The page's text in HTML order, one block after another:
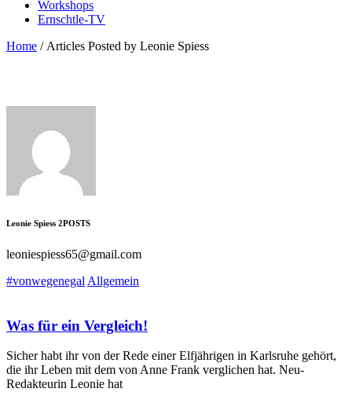
Workshops
Ernschtle-TV
Home / Articles Posted by Leonie Spiess
Leonie Spiess 2POSTS
leoniespiess65@gmail.com
#vonwegenegal Allgemein
Was für ein Vergleich!
Sicher habt ihr von der Rede einer Elfjährigen in Karlsruhe gehört,
die ihr Leben mit dem von Anne Frank verglichen hat. Neu-
Redakteurin Leonie hat